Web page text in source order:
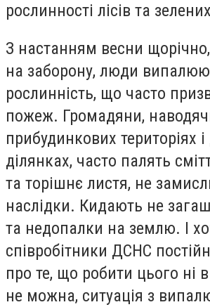
рослинності лісів та
З настанням весни
на заборону, люди
рослинність, що часто
пожеж. Громадяни,
прибудинкових територіях
ділянках, часто палять
та торішнє листя, не
наслідки. Кидають не
та недопалки на землю. І
співробітники ДСНС
про те, що робити цього ні
не можна, ситуація з